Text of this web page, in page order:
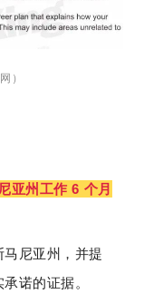
）
亚州工作 6 个月
尼亚州，并提
诺的证据。